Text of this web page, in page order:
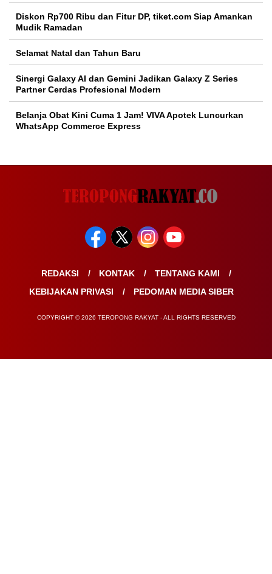
Diskon Rp700 Ribu dan Fitur DP, tiket.com Siap Amankan
Mudik Ramadan
Selamat Natal dan Tahun Baru
Sinergi Galaxy AI dan Gemini Jadikan Galaxy Z Series
Partner Cerdas Profesional Modern
Belanja Obat Kini Cuma 1 Jam! VIVA Apotek Luncurkan
WhatsApp Commerce Express
REDAKSI KONTAK
TENTANG KAMI
KEBIJAKAN PRIVASI
PEDOMAN MEDIA SIBER
COPYRIGHT © 2026 TEROPONG RAKYAT - ALL RIGHTS RESERVED